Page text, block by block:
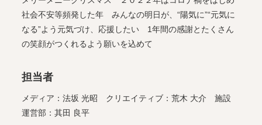
社会不安等頻発した年 みんなの明日が、“陽気に”“元気に
なる”よう元気づけ、応援したい 1年間の感謝とたくさん
の笑顔がつくれるよう願いを込めて
担当者
メディア：法坂 光昭 クリエイティブ：荒木 大介 施設
運営部：其田 良平